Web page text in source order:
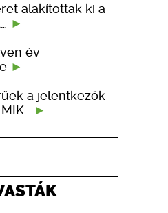
alakítottak ki a
év
a jelentkezők